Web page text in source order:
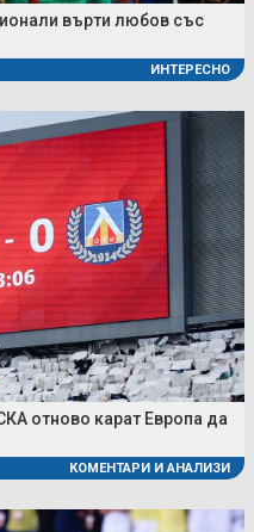
върти любов със
ИНТЕРЕСНО
отново карат Европа да
КОМЕНТАРИ И АНАЛИЗИ